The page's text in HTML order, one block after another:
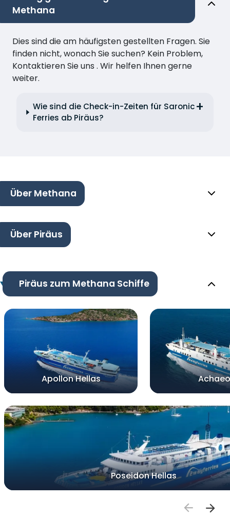
Methana
Dies sind die am häufigsten gestellten Fragen. Sie
finden nicht, wonach Sie suchen? Kein Problem,
Kontaktieren Sie uns . Wir helfen Ihnen gerne
weiter.
Wie sind die Check-in-Zeiten für Saronic
Ferries ab Piräus?
Über Methana
Über Piräus
Piräus zum Methana Schiffe
Apollon Hellas
Poseidon Hellas